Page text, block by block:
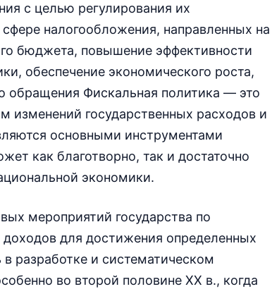
с целью регулирования их
налогообложения, направленных на
бюджета, повышение эффективности
обеспечение экономического роста,
обращения Фискальная политика — это
изменений государственных расходов и
основными инструментами
как благотворно, так и достаточно
экономики.
мероприятий государства по
для достижения определенных
разработке и систематическом
во второй половине XX в., когда